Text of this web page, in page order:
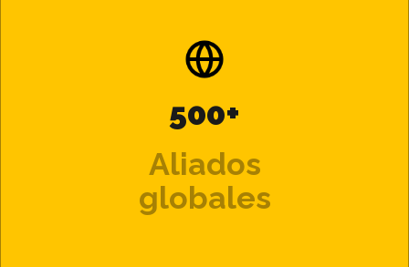
500+
Aliados
globales